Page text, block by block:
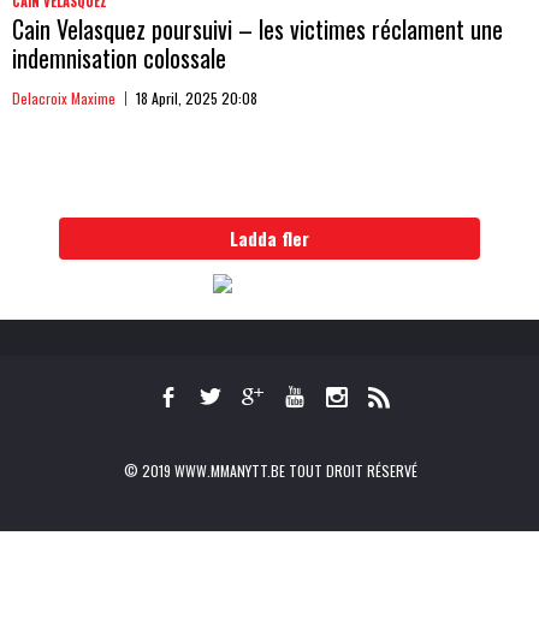
Cain Velasquez poursuivi – les victimes réclament une
indemnisation colossale
Delacroix Maxime 18 April, 2025 20:08
Ladda fler
© 2019 WWW.MMANYTT.BE TOUT DROIT RÉSERVÉ